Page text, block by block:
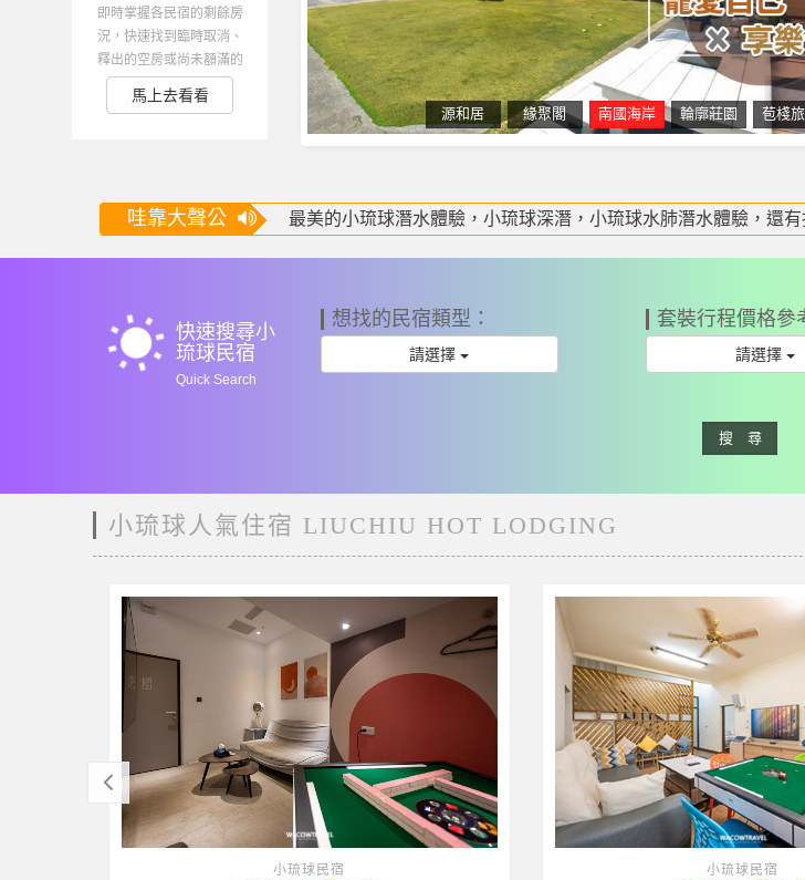
即時掌握各民宿的剩餘房
況，快速找到臨時取消、
釋出的空房或尚未額滿的
住宿選擇， 避免因訂房過
晚而影響行程安排。
馬上去看看
源和居 緣聚閣 南國海岸 輪廓莊園 苞棧
哇靠大聲公 [小琉球民宿推薦] 我們收集最完整的小琉球住宿推薦情報,快來看
wb_sunny快速搜尋小
琉球民宿
Quick Search
想找的民宿類型：
請選擇
套裝行程價格參
請選擇
搜 尋
小琉球人氣住宿 LIUCHIU HOT LODGING
小琉球民宿 小琉球民宿